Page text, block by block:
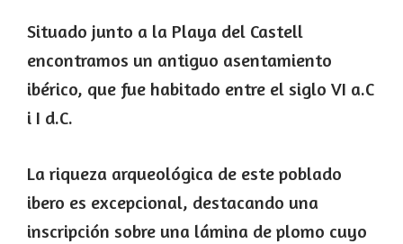
Situado junto a la Playa del Castell
encontramos un antiguo asentamiento
ibérico, que fue habitado entre el siglo VI a.C
i I d.C.
La riqueza arqueológica de este poblado
ibero es excepcional, destacando una
inscripción sobre una lámina de plomo cuyo